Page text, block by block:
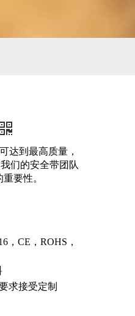
达到最高质量，
们的安全带团队
要性。
，CE，ROHS，
求接受定制